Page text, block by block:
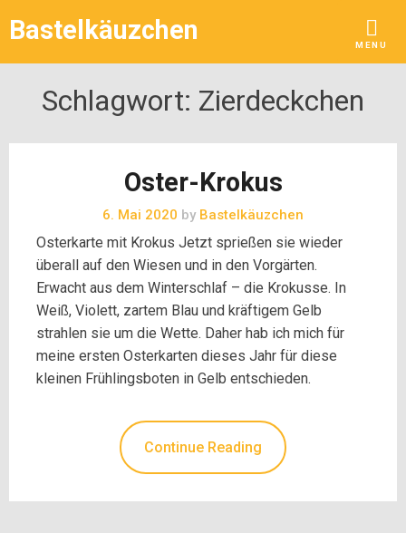
Bastelkäuzchen MENU
Schlagwort: Zierdeckchen
Oster-Krokus
6. Mai 2020 by Bastelkäuzchen
Osterkarte mit Krokus Jetzt sprießen sie wieder
überall auf den Wiesen und in den Vorgärten.
Erwacht aus dem Winterschlaf – die Krokusse. In
Weiß, Violett, zartem Blau und kräftigem Gelb
strahlen sie um die Wette. Daher hab ich mich für
meine ersten Osterkarten dieses Jahr für diese
kleinen Frühlingsboten in Gelb entschieden.
Continue Reading